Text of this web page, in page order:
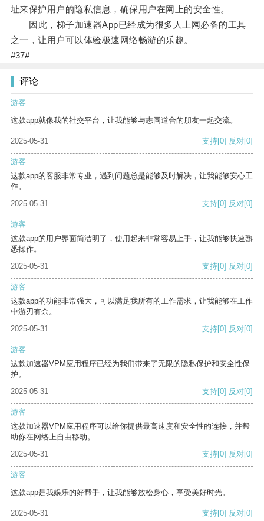
址来保护用户的隐私信息，确保用户在网上的安全性。
因此，梯子加速器App已经成为很多人上网必备的工具
之一，让用户可以体验极速网络畅游的乐趣。
#37#
评论
游客
这款app就像我的社交平台，让我能够与志同道合的朋友一起交流。
2025-05-31 支持[0] 反对[0]
游客
这款app的客服非常专业，遇到问题总是能够及时解决，让我能够安心工
作。
2025-05-31
支持[0] 反对[0]
游客
这款app的用户界面简洁明了，使用起来非常容易上手，让我能够快速熟
悉操作。
2025-05-31
支持[0] 反对[0]
游客
这款app的功能非常强大，可以满足我所有的工作需求，让我能够在工作
中游刃有余。
2025-05-31
支持[0] 反对[0]
游客
这款加速器VPM应用程序已经为我们带来了无限的隐私保护和安全性保
护。
2025-05-31
支持[0] 反对[0]
游客
这款加速器VPM应用程序可以给你提供最高速度和安全性的连接，并帮
助你在网络上自由移动。
2025-05-31
支持[0] 反对[0]
游客
这款app是我娱乐的好帮手，让我能够放松身心，享受美好时光。
2025-05-31 支持[0] 反对[0]